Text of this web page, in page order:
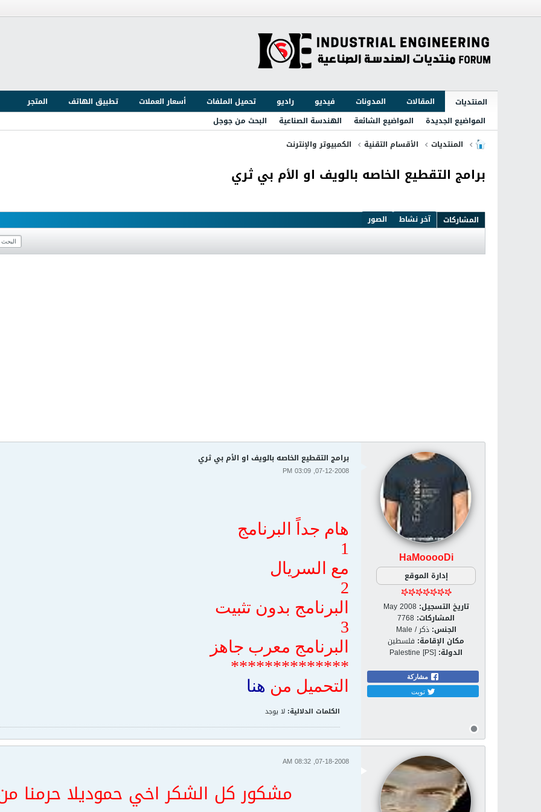
المنتديات المقالات المدونات فيديو راديو تحميل الملفات أسعار العملات تطبيق الهاتف
المتجر
المواضيع الجديدة
المواضيع الشائعة الهندسة الصناعية
البحث من جوجل
المنتديات
الأقسام التقنية الكمبيوتر والإنترنت
برامج التقطيع الخاصه بالويف او الأم بي ثري
المشاركات آخر نشاط الصور
HaMooooDi
إدارة الموقع
تاريخ التسجيل: May 2008
المشاركات: 7768
الجنس: ذكر / Male
مكان الإقامة: فلسطين
الدولة: Palestine [PS]
مشاركة
تويت
برامج التقطيع الخاصه بالويف او الأم بي ثري
07-12-2008, 03:09 PM
هام جداً البرنامج
1
مع السريال
2
البرنامج بدون تثبيت
3
البرنامج معرب جاهز
**************
التحميل من هنا
الكلمات الدلالية: لا يوجد
07-18-2008, 08:32 AM
مشكور كل الشكر اخي حموديلا حرمنا